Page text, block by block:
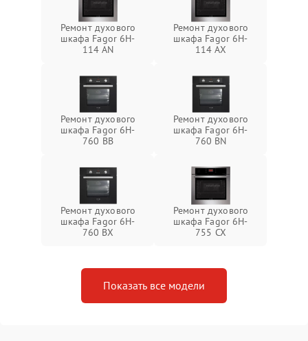
Ремонт духового
шкафа Fagor 6H-
114 AN
Ремонт духового
шкафа Fagor 6H-
114 AX
Ремонт духового
шкафа Fagor 6H-
760 BB
Ремонт духового
шкафа Fagor 6H-
760 BN
Ремонт духового
шкафа Fagor 6H-
760 BX
Ремонт духового
шкафа Fagor 6H-
755 CX
Показать все модели